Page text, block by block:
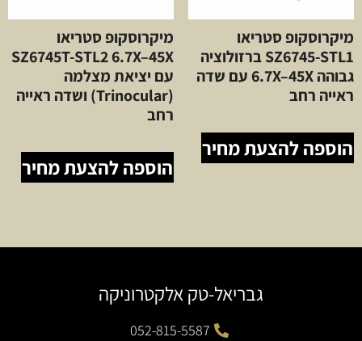
מיקרוסקופ סטריאו
SZ6745-STL1 ברזולוציה
גבוהה 6.7X–45X עם שדה
ראייה רחב
הוספה להצעת מחיר
מיקרוסקופ סטריאו
SZ6745T-STL2 6.7X–45X
עם יציאת מצלמה
(Trinocular) ושדה ראייה
רחב
הוספה להצעת מחיר
גבריאל-טק אלקטרוניקה
052-815-5587